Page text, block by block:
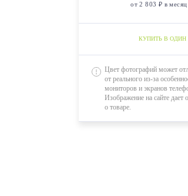
от 2 803 ₽ в месяц
КУПИТЬ В ОДИН
Цвет фотографий может
от реального из-за
мониторов и экранов
Изображение на сайте дает
о товаре.